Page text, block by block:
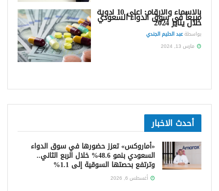
بالأسماء والأرقام: أعلى 10 أدوية
مبيعاً في سوق الدواء السعودي
خلال يناير 2024
بواسطةعبد الحليم الجندي
مارس 13, 2024
أحدث الاخبار
«أماروكس» تعزز حضورها في سوق الدواء
السعودي بنمو 48.6% خلال الربع الثاني..
وترتفع بحصتها السوقية إلى 1.1%
أغسطس 6, 2026